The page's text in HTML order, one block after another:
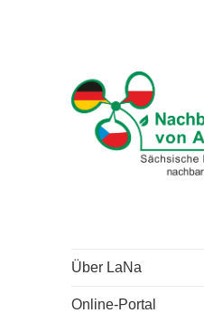
Über LaNa
Online-Portal